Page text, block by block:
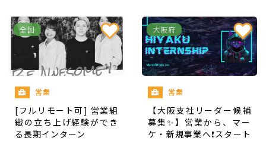
ただSNSを運用するだけではなく、SNSを活用
し、新しいことに挑戦していける人材を求めてい
ます
SNSに興味がある人
SNSに疑問を持ち解決しようとする人
新しい企画を考えられる人
全国
営業
[フルリモート可] 営業組
織の立ち上げ経験ができ
る長期インターン
大阪府
営業
【大阪支社リーダー候補
募集✨️】営業から、マー
ケ・新規事業へ❗️スタート